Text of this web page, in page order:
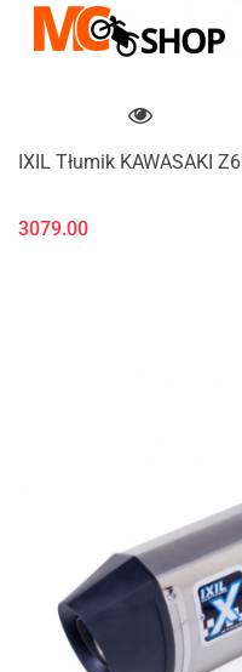
IXIL Tłumik KAWASAKI
3079.00